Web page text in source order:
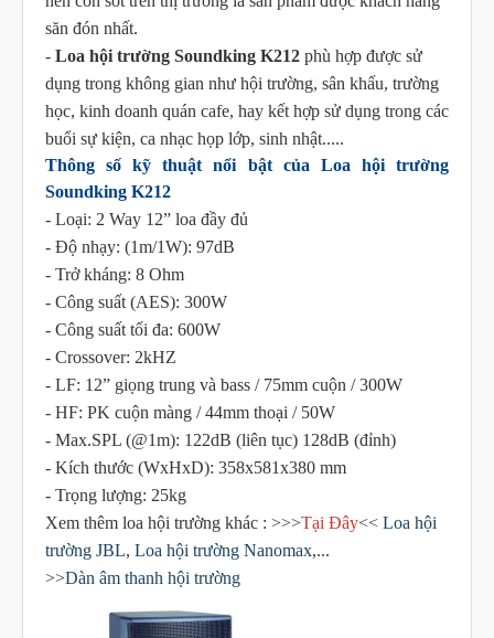
săn đón nhất.
- Loa hội trường Soundking K212 phù hợp được sử
dụng trong không gian như hội trường, sân khấu, trường
học, kinh doanh quán cafe, hay kết hợp sử dụng trong các
buổi sự kiện, ca nhạc họp lớp, sinh nhật.....
Thông số kỹ thuật nổi bật của Loa hội trường
Soundking K212
- Loại: 2 Way 12” loa đầy đủ
- Độ nhạy: (1m/1W): 97dB
- Trở kháng: 8 Ohm
- Công suất (AES): 300W
- Công suất tối đa: 600W
- Crossover: 2kHZ
- LF: 12” giọng trung và bass / 75mm cuộn / 300W
- HF: PK cuộn màng / 44mm thoại / 50W
- Max.SPL (@1m): 122dB (liên tục) 128dB (đỉnh)
- Kích thước (WxHxD): 358x581x380 mm
- Trọng lượng: 25kg
Xem thêm loa hội trường khác : >>>Tại Đây<< Loa hội
trường JBL, Loa hội trường Nanomax,...
>>Dàn âm thanh hội trường